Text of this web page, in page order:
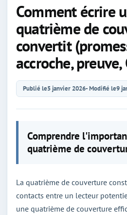
Comment écrire
quatrième de
convertit
accroche, preuve,
Publié le5 janvier 2026- Modifié le9
Comprendre
quatrième de
La quatrième de couverture
contacts entre un lecteur
une quatrième de couverture